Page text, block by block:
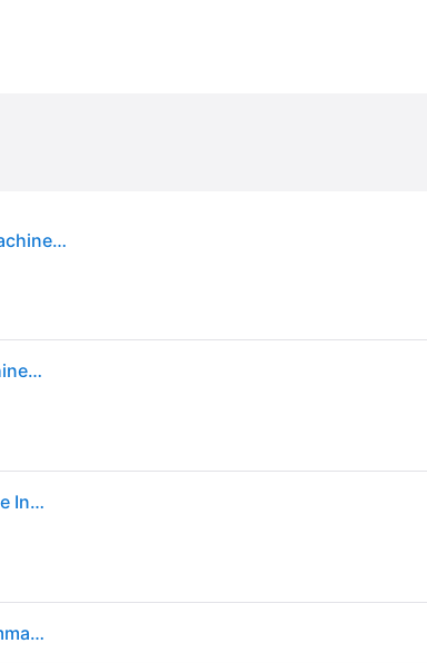
beamZ B500LED Machine à bulles moyenne LED RGB - Machines à bulles
beamZ B500LED Machine à bulles moyenne LED RGB - Machines à bulles
BeamZ B500LED Machine à Bulles LED RGB Support Montage Inclus
BEAMZ B500LED - Machine à bulles LED RGB, Faible consommation d'énergie, Support de montage inclus, LEDs RVB intégrées.